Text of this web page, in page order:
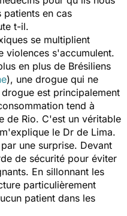
patients en cas
t-il.
se multiplient
violences s'accumulent.
en plus de Brésiliens
), une drogue qui ne
est principalement
tend à
de Rio. C'est un véritable
le Dr de Lima.
une surprise. Devant
de sécurité pour éviter
En sillonnant les
particulièrement
patient dans les